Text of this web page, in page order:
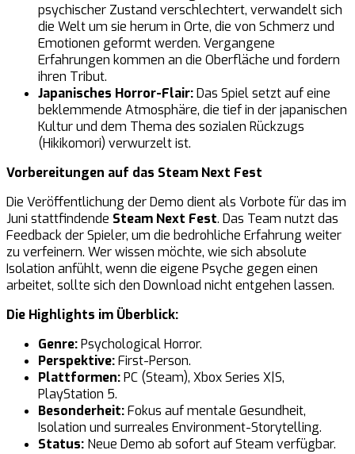
psychischer Zustand verschlechtert, verwandelt sich
die Welt um sie herum in Orte, die von Schmerz und
Emotionen geformt werden. Vergangene
Erfahrungen kommen an die Oberfläche und fordern
ihren Tribut.
Japanisches Horror-Flair:Das Spiel setzt auf eine
beklemmende Atmosphäre, die tief in der japanischen
Kultur und dem Thema des sozialen Rückzugs
(Hikikomori) verwurzelt ist.
Vorbereitungen auf das Steam Next Fest
Die Veröffentlichung der Demo dient als Vorbote für das im
Juni stattfindende Steam Next Fest. Das Team nutzt das
Feedback der Spieler, um die bedrohliche Erfahrung weiter
zu verfeinern. Wer wissen möchte, wie sich absolute
Isolation anfühlt, wenn die eigene Psyche gegen einen
arbeitet, sollte sich den Download nicht entgehen lassen.
Die Highlights im Überblick:
Genre:Psychological Horror.
Perspektive:First-Person.
Plattformen:PC (Steam), Xbox Series X|S,
PlayStation 5.
Besonderheit:Fokus auf mentale Gesundheit,
Isolation und surreales Environment-Storytelling.
Status: Neue Demo ab sofort auf Steam verfügbar.